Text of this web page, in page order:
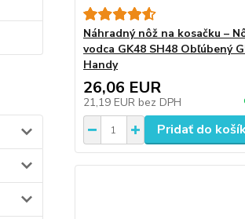
Náhradný nôž na kosačku –
vodca GK48 SH48 Obľúbený
Handy
26,06 EUR
21,19 EUR bez DPH
Pridať do